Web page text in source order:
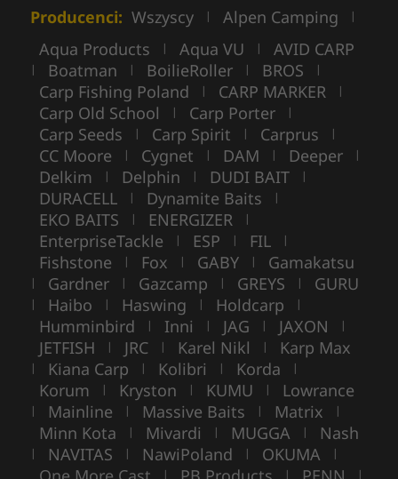
Producenci: Wszyscy | Alpen Camping |
Aqua Products | Aqua VU | AVID CARP
| Boatman | BoilieRoller | BROS |
Carp Fishing Poland | CARP MARKER |
Carp Old School | Carp Porter |
Carp Seeds | Carp Spirit | Carprus |
CC Moore | Cygnet | DAM | Deeper |
Delkim | Delphin | DUDI BAIT |
DURACELL | Dynamite Baits |
EKO BAITS | ENERGIZER |
EnterpriseTackle | ESP | FIL |
Fishstone | Fox | GABY | Gamakatsu
| Gardner | Gazcamp | GREYS | GURU
| Haibo | Haswing | Holdcarp |
Humminbird | Inni | JAG | JAXON |
JETFISH | JRC | Karel Nikl | Karp Max
| Kiana Carp | Kolibri | Korda |
Korum | Kryston | KUMU | Lowrance
| Mainline | Massive Baits | Matrix |
Minn Kota | Mivardi | MUGGA | Nash
| NAVITAS | NawiPoland | OKUMA |
| | |